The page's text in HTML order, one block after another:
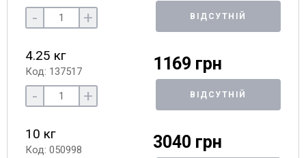
- + ВІДСУТНІЙ
4.25 кг
Код: 137517 1169 грн
- + ВІДСУТНІЙ
10 кг
Код: 050998 3040 грн